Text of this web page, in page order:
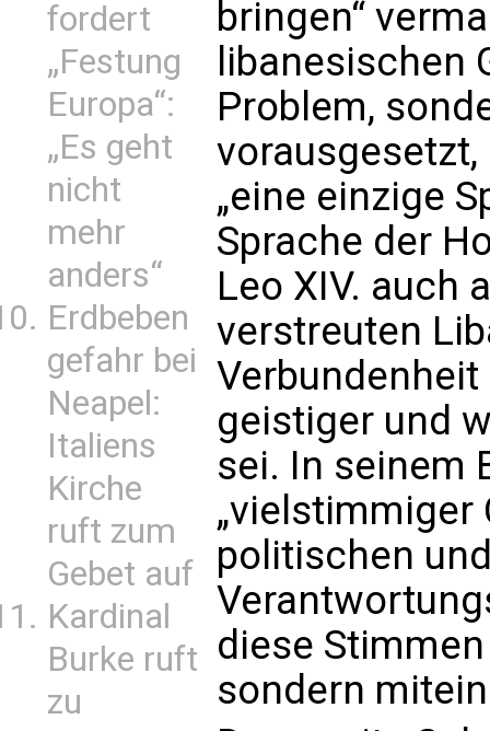
fordert
„Festung
Europa“:
„Es geht
nicht
mehr
anders“
Erdbeben
gefahr bei
Neapel:
Italiens
Kirche
ruft zum
Gebet auf
Kardinal
Burke ruft
zu
bringen“
libanesischen
Problem,
„eine einzige
Sprache der
Leo XIV. auch
verstreuten
geistiger und
sei. In seinem
„vielstimmiger
politischen
diese
sondern